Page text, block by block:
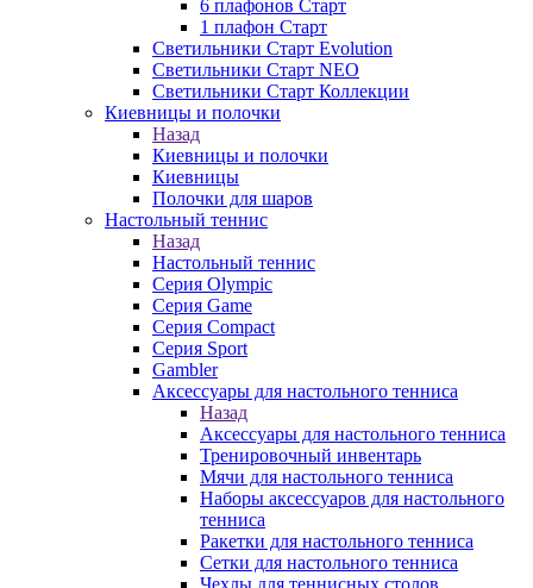
6 плафонов Старт
1 плафон Старт
Светильники Старт Evolution
Светильники Старт NEO
Светильники Старт Коллекции
Киевницы и полочки
Назад
Киевницы и полочки
Киевницы
Полочки для шаров
Настольный теннис
Назад
Настольный теннис
Серия Olympic
Серия Game
Серия Compact
Серия Sport
Gambler
Аксессуары для настольного тенниса
Назад
Аксессуары для настольного тенниса
Тренировочный инвентарь
Мячи для настольного тенниса
Наборы аксессуаров для настольного
тенниса
Ракетки для настольного тенниса
Сетки для настольного тенниса
Чехлы для теннисных столов